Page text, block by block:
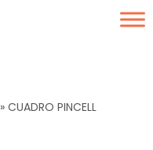
» CUADRO PINCELL